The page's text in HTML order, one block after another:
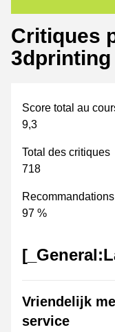
Critiques
3dprinting
Score total au
9,3
Total des critiques
718
Recommandations
97 %
Vriendelijk
service